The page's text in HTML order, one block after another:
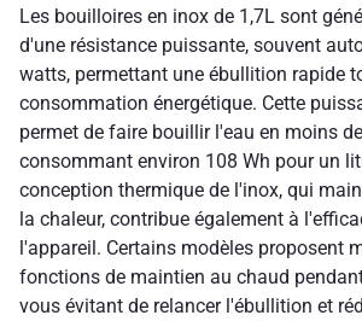
Les bouilloires en inox de 1,7L sont
d'une résistance puissante, souvent
watts, permettant une ébullition rapide
consommation énergétique. Cette
permet de faire bouillir l'eau en moins
consommant environ 108 Wh pour un
conception thermique de l'inox, qui
la chaleur, contribue également à
l'appareil. Certains modèles proposent
fonctions de maintien au chaud
vous évitant de relancer l'ébullition et